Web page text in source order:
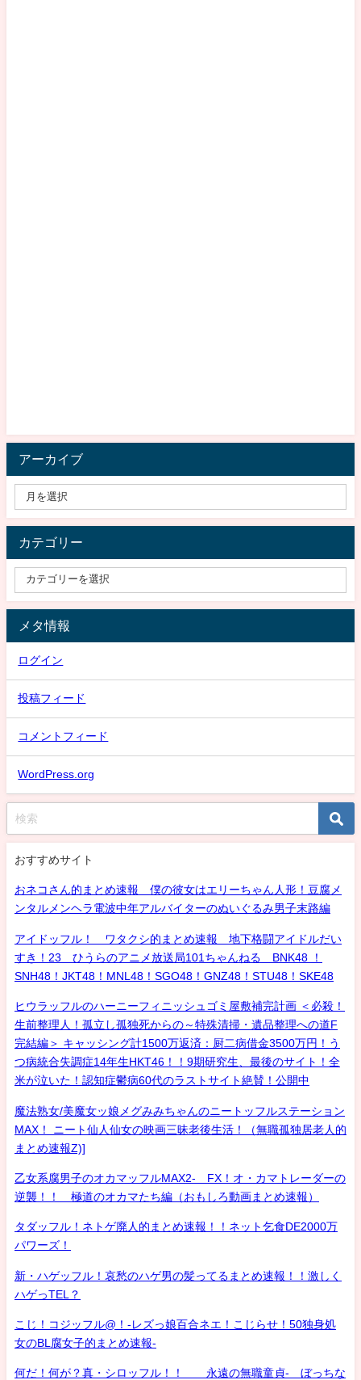
アーカイブ
カテゴリー
メタ情報
ログイン
投稿フィード
コメントフィード
WordPress.org
おすすめサイト
おネコさん的まとめ速報 僕の彼女はエリーちゃん人形！豆腐メ
ンタルメンヘラ電波中年アルバイターのぬいぐるみ男子末路編
アイドッフル！ ワタクシ的まとめ速報 地下格闘アイドルだい
すき！23 ひうらのアニメ放送局101ちゃんねる BNK48 ！
SNH48！JKT48！MNL48！SGO48！GNZ48！STU48！SKE48
ヒウラッフルのハーニーフィニッシュゴミ屋敷補完計画 ＜必殺！
生前整理人！孤立し孤独死からの～特殊清掃・遺品整理への道F
完結編＞ キャッシング計1500万返済：厨二病借金3500万円！う
つ病統合失調症14年生HKT46！！9期研究生、最後のサイト！全
米が泣いた！認知症鬱病60代のラストサイト絶賛！公開中
魔法熟女/美魔女ッ娘メグみみちゃんのニートッフルステーション
MAX！ ニート仙人仙女の映画三昧老後生活！（無職孤独居老人的
まとめ速報Z)]
乙女系腐男子のオカマッフルMAX2- FX！オ・カマトレーダーの
逆襲！！ 極道のオカマたち編（おもしろ動画まとめ速報）
タダッフル！ネトゲ廃人的まとめ速報！！ネット乞食DE2000万
パワーズ！
新・ハゲッフル！哀愁のハゲ男の髪ってるまとめ速報！！激しく
ハゲっTEL？
こじ！コジッフル@！-レズっ娘百合ネエ！こじらせ！50独身処
女のBL腐女子的まとめ速報-
何だ！何が？真・シロッフル！！ 永遠の無職童貞- ぼっちな